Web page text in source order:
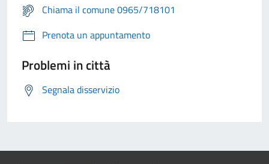
Chiama il comune 0965/718101
Prenota un appuntamento
Problemi in città
Segnala disservizio